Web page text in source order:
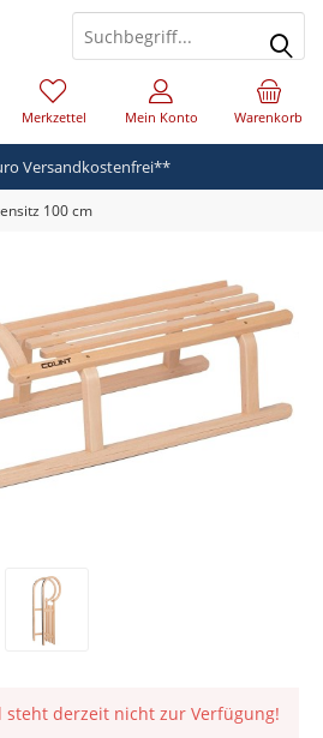
Versandkostenfrei**
Warenkorb
Merkzettel Mein Konto
100 cm
steht derzeit nicht zur Verfügung!